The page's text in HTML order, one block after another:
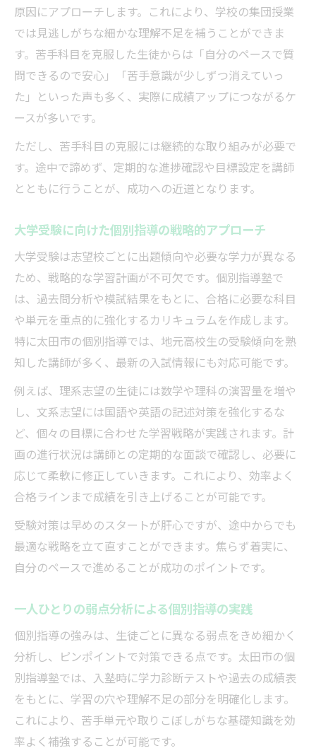
原因にアプローチします。これにより、学校の集団授業
では見逃しがちな細かな理解不足を補うことができま
す。苦手科目を克服した生徒からは「自分のペースで質
問できるので安心」「苦手意識が少しずつ消えていっ
た」といった声も多く、実際に成績アップにつながるケ
ースが多いです。
ただし、苦手科目の克服には継続的な取り組みが必要で
す。途中で諦めず、定期的な進捗確認や目標設定を講師
とともに行うことが、成功への近道となります。
大学受験に向けた個別指導の戦略的アプローチ
大学受験は志望校ごとに出題傾向や必要な学力が異なる
ため、戦略的な学習計画が不可欠です。個別指導塾で
は、過去問分析や模試結果をもとに、合格に必要な科目
や単元を重点的に強化するカリキュラムを作成します。
特に太田市の個別指導では、地元高校生の受験傾向を熟
知した講師が多く、最新の入試情報にも対応可能です。
例えば、理系志望の生徒には数学や理科の演習量を増や
し、文系志望には国語や英語の記述対策を強化するな
ど、個々の目標に合わせた学習戦略が実践されます。計
画の進行状況は講師との定期的な面談で確認し、必要に
応じて柔軟に修正していきます。これにより、効率よく
合格ラインまで成績を引き上げることが可能です。
受験対策は早めのスタートが肝心ですが、途中からでも
最適な戦略を立て直すことができます。焦らず着実に、
自分のペースで進めることが成功のポイントです。
一人ひとりの弱点分析による個別指導の実践
個別指導の強みは、生徒ごとに異なる弱点をきめ細かく
分析し、ピンポイントで対策できる点です。太田市の個
別指導塾では、入塾時に学力診断テストや過去の成績表
をもとに、学習の穴や理解不足の部分を明確化します。
これにより、苦手単元や取りこぼしがちな基礎知識を効
率よく補強することが可能です。